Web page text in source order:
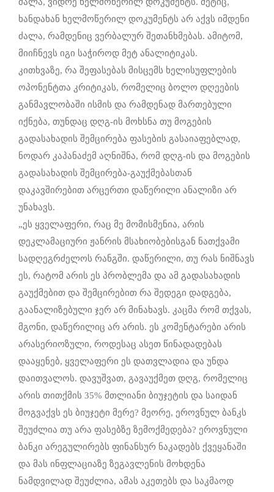
ხანდახან ხელმოწერილ დოკუმენტს არ აქვს იმდენი
ძალა, რამდენიც ვერბალურ შეთანხმებას. ამიტომ,
მიიჩნევს იგი საჭიროდ მეტ ანალიტიკას.
კითხვაზე, რა შეფასებას მისცემს ხელისუფლების
ოპონენტთა კრიტიკას, რომელიც ბოლო დღეების
განმავლობაში ისმის და რამდენად მართებული
იქნება, თუნდაც დღგ-ის მოხსნა თუ მოგების
გადასახადის შემცირება ფასების გასაიაფებლად,
ნოდარ კაპანაძემ აღნიშნა, რომ დღგ-ის და მოგების
გადასახადის შემცირება-გაუქმებასთან
დაკავშირებით არცერთი დაწერილი ანალიზი არ
უნახავს.
„ეს ყველაფერი, რაც მე მომისმენია, არის
დეკლამაციური ჟანრის მსახიობებისგან ნათქვამი
სადღეგრძელოს რანგში. დაწერილი, თუ რას ნიშნავს
ეს, რატომ არის ეს პრობლემა და ამ გადასახადის
გაუქმებით და შემცირებით რა შედეგი დადგება,
გაანალიზებული ჯერ არ მინახავს. კაცმა რომ თქვას,
მგონი, დაწერილიც არ არის. ეს კომენტარები არის
არასერიოზული, როდესაც ასეთ წინადადებას
დააყენებ, ყველაფერი ეს დათვლადია და უნდა
დაითვალოს. დავუშვათ, გავაუქმეთ დღგ, რომელიც
არის თითქმის 35% მთლიანი ბიუჯეტის და საიდან
მოგვაქვს ეს ბიუჯეტი მერე? მეორე, ეროვნულ ბანკს
შეუძლია თუ არა ფასებზე ზემოქმედება? ეროვნული
ბანკი არეგულირებს ფინანსურ ნაკადებს ქვეყანაში
და მას ინფლაციაზე ზეგავლენის მოხდენა
ნამდვილად შეუძლია, ამას აკეთებს და საკმაოდ